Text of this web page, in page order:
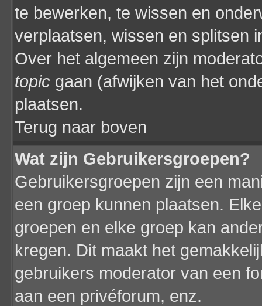
te bewerken, te wissen en
verplaatsen, wissen en splitsen
Over het algemeen zijn
topic gaan (afwijken van het
plaatsen.
Terug naar boven
Wat zijn Gebruikersgroepen?
Gebruikersgroepen zijn een
een groep kunnen plaatsen.
groepen en elke groep kan
kregen. Dit maakt het
gebruikers moderator van een
aan een privéforum, enz.